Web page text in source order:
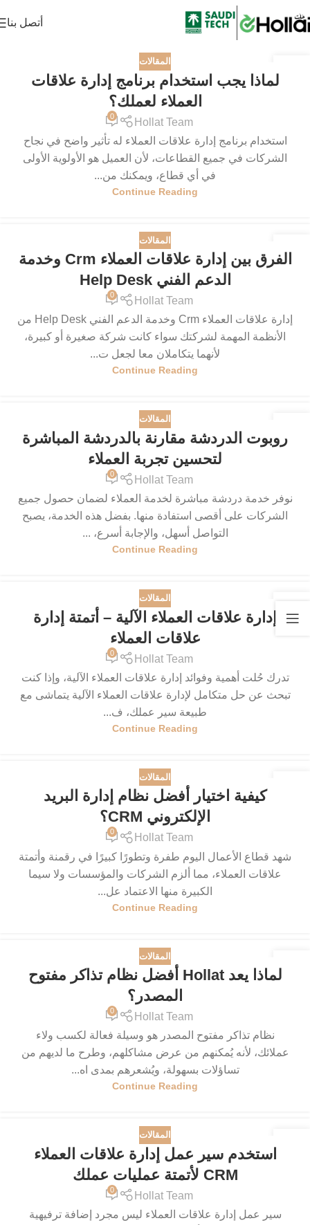
أتصل بنا
المقالات
لماذا يجب استخدام برنامج إدارة علاقات
العملاء لعملك؟
Hollat Team
0
استخدام برنامج إدارة علاقات العملاء له تأثير واضح في نجاح
الشركات في جميع القطاعات، لأن العميل هو الأولوية الأولى
في أي قطاع، ويمكنك من...
Continue Reading
المقالات
الفرق بين إدارة علاقات العملاء Crm وخدمة
الدعم الفني Help Desk
Hollat Team
0
إدارة علاقات العملاء Crm وخدمة الدعم الفني Help Desk من
الأنظمة المهمة لشركتك سواء كانت شركة صغيرة أو كبيرة،
لأنهما يتكاملان معا لجعل ت...
Continue Reading
يونيو
المقالات
روبوت الدردشة مقارنة بالدردشة المباشرة
لتحسين تجربة العملاء
Hollat Team
0
نوفر خدمة دردشة مباشرة لخدمة العملاء لضمان حصول جميع
الشركات على أقصى استفادة منها. بفضل هذه الخدمة، يصبح
التواصل أسهل، والإجابة أسرع، ...
Continue Reading
مايو
المقالات
إدارة علاقات العملاء الآلية – أتمتة إدارة
علاقات العملاء
Hollat Team
0
تدرك حُلت أهمية وفوائد إدارة علاقات العملاء الآلية، وإذا كنت
تبحث عن حل متكامل لإدارة علاقات العملاء الآلية يتماشى مع
طبيعة سير عملك، ف...
Continue Reading
المقالات
كيفية اختيار أفضل نظام إدارة البريد
الإلكتروني CRM؟
Hollat Team
0
شهد قطاع الأعمال اليوم طفرة وتطورًا كبيرًا في رقمنة وأتمتة
علاقات العملاء، مما ألزم الشركات والمؤسسات ولا سيما
الكبيرة منها الاعتماد عل...
Continue Reading
المقالات
لماذا يعد Hollat ​​أفضل نظام تذاكر مفتوح
المصدر؟
Hollat Team
0
نظام تذاكر مفتوح المصدر هو وسيلة فعالة لكسب ولاء
عملائك، لأنه يُمكنهم من عرض مشاكلهم، وطرح ما لديهم من
تساؤلات بسهولة، ويُشعرهم بمدى اه...
Continue Reading
المقالات
استخدم سير عمل إدارة علاقات العملاء
CRM لأتمتة عمليات عملك
Hollat Team
0
سير عمل إدارة علاقات العملاء ليس مجرد إضافة ترفيهية